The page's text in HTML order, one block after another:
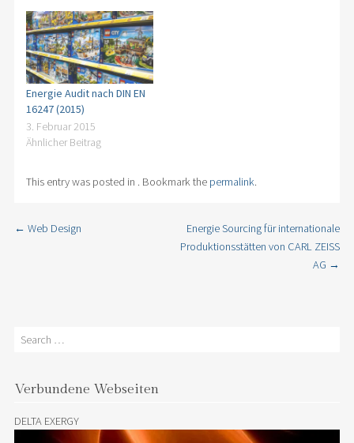
Energie Audit nach DIN EN
16247 (2015)
3. Februar 2015
Ähnlicher Beitrag
This entry was posted in . Bookmark the permalink.
Post navigation
← Web Design
Energie Sourcing für internationale
Produktionsstätten von CARL ZEISS
AG →
Search
Verbundene Webseiten
DELTA EXERGY